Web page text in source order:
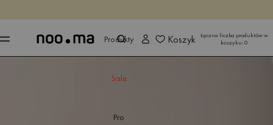
Kup teraz
Produkty
Sale
Pro
Koszyk
Łączna liczba produktów w
koszyku:0